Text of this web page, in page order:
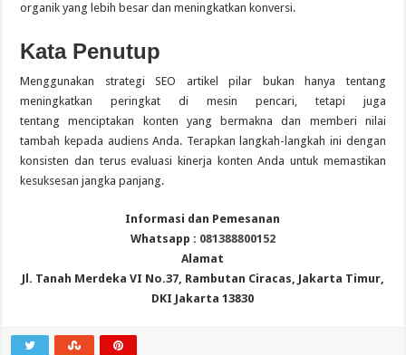
organik yang lebih besar dan meningkatkan konversi.
Kata Penutup
Menggunakan strategi SEO artikel pilar bukan hanya tentang
meningkatkan peringkat di mesin pencari, tetapi juga
tentang menciptakan konten yang bermakna dan memberi nilai
tambah kepada audiens Anda. Terapkan langkah-langkah ini dengan
konsisten dan terus evaluasi kinerja konten Anda untuk memastikan
kesuksesan jangka panjang.
Informasi dan Pemesanan
Whatsapp : 081388800152
Alamat
Jl. Tanah Merdeka VI No.37, Rambutan Ciracas, Jakarta Timur,
DKI Jakarta 13830